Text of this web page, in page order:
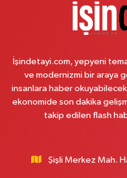
Çemberlitaş Eczanesi
Binbirdirek Mahallesi Peykane
0 (212) 590 90 09 Yol
Naciye Eczanesi
Esentepe Mahallesi 2388. Sokak
MERKEZ CAMİNİN ORDAKİ
İşindetayi.com, yepyeni
ve modernizmi bir araya
insanlara haber
ekonomide son dakika
takip edilen flash
Şişli Merkez Mah.